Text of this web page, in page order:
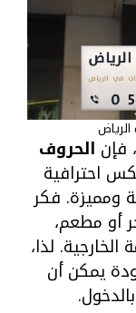
الرياض
فإن الحروف
احترافية
ومميزة. فكر
أو مطعم،
لذا،
يمكن أن